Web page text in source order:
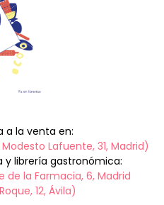
a la venta en:
Lafuente, 31, Madrid)
y librería gastronómica:
de la Farmacia, 6, Madrid
12, Ávila)